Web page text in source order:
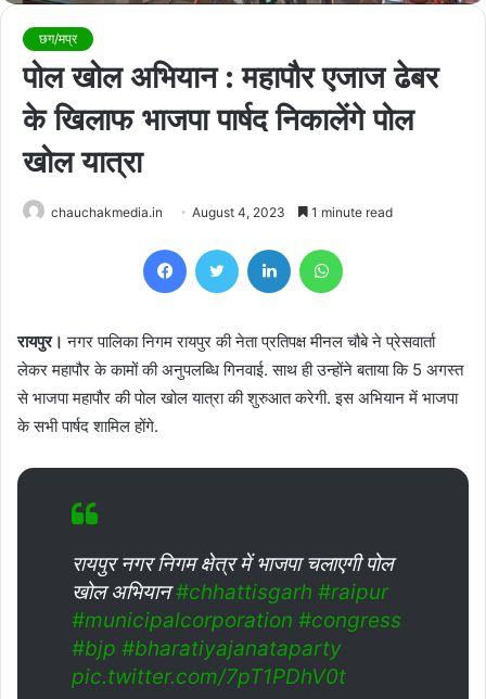
छग/मप्र
पोल खोल अभियान : महापौर एजाज ढेबर
के खिलाफ भाजपा पार्षद निकालेंगे पोल
खोल यात्रा
chauchakmedia.in August 4, 2023 1 minute read
FacebookTwitter LinkedIn
रायपुर।नगर पालिका निगम रायपुर की नेता प्रतिपक्ष मीनल चौबे ने प्रेसवार्ता
लेकर महापौर के कामों की अनुपलब्धि गिनवाई. साथ ही उन्होंने बताया कि 5 अगस्त
से भाजपा महापौर की पोल खोल यात्रा की शुरुआत करेगी. इस अभियान में भाजपा
के सभी पार्षद शामिल होंगे.
रायपुर नगर निगम क्षेत्र में भाजपा चलाएगी पोल
खोल अभियान#chhattisgarh #raipur
#municipalcorporation #congress
#bjp #bharatiyajanataparty
pic.twitter.com/7pT1PDhV0t